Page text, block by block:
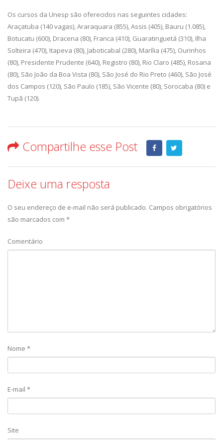
Os cursos da Unesp são oferecidos nas seguintes cidades:
Araçatuba (140 vagas), Araraquara (855), Assis (405), Bauru (1.085),
Botucatu (600), Dracena (80), Franca (410), Guaratinguetá (310), Ilha
Solteira (470), Itapeva (80), Jaboticabal (280), Marília (475), Ourinhos
(80), Presidente Prudente (640), Registro (80), Rio Claro (485), Rosana
(80), São João da Boa Vista (80), São José do Rio Preto (460), São José
dos Campos (120), São Paulo (185), São Vicente (80), Sorocaba (80) e
Tupã (120).
Compartilhe esse Post
Deixe uma resposta
O seu endereço de e-mail não será publicado. Campos obrigatórios
são marcados com *
Comentário
Nome *
E-mail *
Site